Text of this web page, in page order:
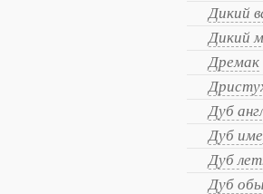
Дикий
Дикий
Дремак
Дуб
Дуб
Дуб
Дуб